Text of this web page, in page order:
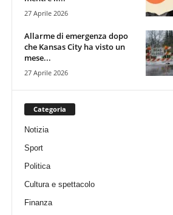
27 Aprile 2026
Allarme di emergenza dopo
che Kansas City ha visto un
mese...
27 Aprile 2026
Categoria
Notizia
Sport
Politica
Cultura e spettacolo
Finanza